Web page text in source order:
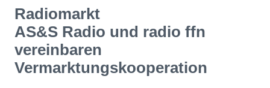
Radiomarkt
AS&S Radio und radio ffn
vereinbaren
Vermarktungskooperation